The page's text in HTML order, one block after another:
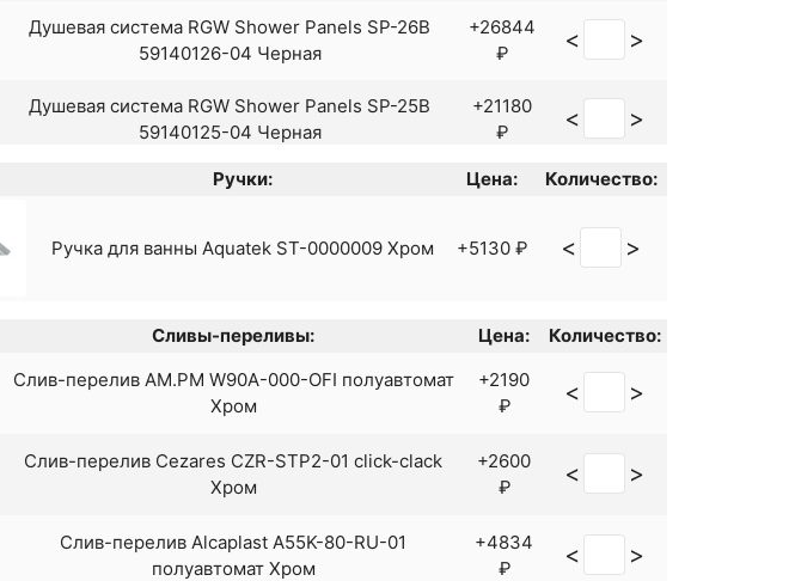
Смеситель для ванны Rush Thira TR3635-51 Хром
+9060
₽
< >
Смеситель для ванны Shouder Eco 460104
+6190
₽
< >
Смеситель для ванны Shouder Opal 030108
₽
< >
Смеситель для ванны Shouder Tenso 0090104
₽
< >
Душевая система RGW Shower Panels SP-26B
59140126-04 Черная
+26844
₽
< >
Душевая система RGW Shower Panels SP-25B
59140125-04 Черная
+21180
₽
< >
Душевая система RGW Shower Panels SP-24B
+15782
Душевая система RGW Shower Panels SP-24
+13531
+22990
₽
Душевая система Gappo G07 G2407-40 с
+36889
Ручки: Цена: Количество:
Ручка для ванны Aquatek ST-0000009 Хром +5130 ₽ < >
Сливы-переливы: Цена:
Количество:
Слив-перелив AM.PM W90A-000-OFI полуавтомат
Хром
+2190
₽
< >
Слив-перелив Cezares CZR-STP2-01 click-clack
Хром
+2600
₽
< >
Слив-перелив Alcaplast A55K-80-RU-01
полуавтомат Хром
+4834
₽
< >